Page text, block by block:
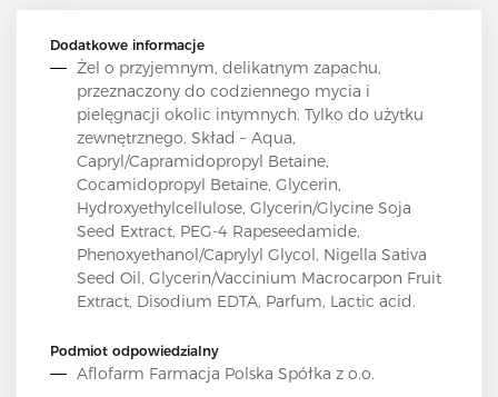
Dodatkowe informacje
Żel o przyjemnym, delikatnym zapachu,
przeznaczony do codziennego mycia i
pielęgnacji okolic intymnych. Tylko do użytku
zewnętrznego. Skład – Aqua,
Capryl/Capramidopropyl Betaine,
Cocamidopropyl Betaine, Glycerin,
Hydroxyethylcellulose, Glycerin/Glycine Soja
Seed Extract, PEG-4 Rapeseedamide,
Phenoxyethanol/Caprylyl Glycol, Nigella Sativa
Seed Oil, Glycerin/Vaccinium Macrocarpon Fruit
Extract, Disodium EDTA, Parfum, Lactic acid.
Podmiot odpowiedzialny
Aflofarm Farmacja Polska Spółka z o.o.